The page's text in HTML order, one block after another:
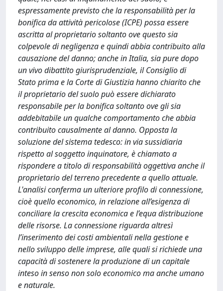
espressamente previsto che la responsabilità per la
bonifica da attività pericolose (ICPE) possa essere
ascritta al proprietario soltanto ove questo sia
colpevole di negligenza e quindi abbia contribuito alla
causazione del danno; anche in Italia, sia pure dopo
un vivo dibattito giurisprudenziale, il Consiglio di
Stato prima e la Corte di Giustizia hanno chiarito che
il proprietario del suolo può essere dichiarato
responsabile per la bonifica soltanto ove gli sia
addebitabile un qualche comportamento che abbia
contribuito causalmente al danno. Opposta la
soluzione del sistema tedesco: in via sussidiaria
rispetto al soggetto inquinatore, è chiamato a
rispondere a titolo di responsabilità oggettiva anche il
proprietario del terreno precedente a quello attuale.
L'analisi conferma un ulteriore profilo di connessione,
cioè quello economico, in relazione all’esigenza di
conciliare la crescita economica e l’equa distribuzione
delle risorse. La connessione riguarda altresì
l’inserimento dei costi ambientali nella gestione e
nello sviluppo delle imprese, alle quali si richiede una
capacità di sostenere la produzione di un capitale
inteso in senso non solo economico ma anche umano
e naturale.